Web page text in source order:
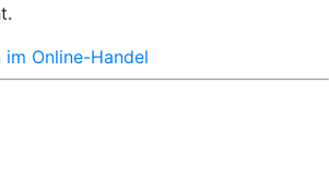
im Online-Handel